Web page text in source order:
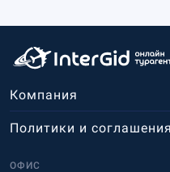
Компания
ОФИС
Политики и соглашения